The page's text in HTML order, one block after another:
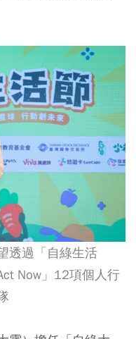
透過「自綠生活
Now」12項個人行